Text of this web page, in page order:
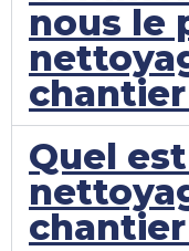
nous le
chantier
Quel